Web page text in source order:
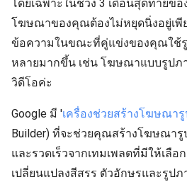
โดยเฉพาะในช่วง 3 เดือนสุดท้ายข
โฆษณาของคุณต้องไม่หยุดนิ่งอยู่เ
ข้อความในขณะที่คู่แข่งของคุณใช้
หลายมากขึ้น เช่น โฆษณาแบบรูป
วิดีโอค่ะ
Google มี 'เครื่องช่วยสร้างโฆษณา
Builder) ที่จะช่วยคุณสร้างโฆษณารู
และรวดเร็วจากเทมเพลตที่มีให้เลื
เปลี่ยนแปลงสีสรร ตัวอักษรและรูป